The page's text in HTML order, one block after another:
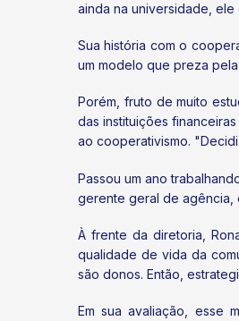
ainda na universidade,
Sua história com o
um modelo que preza
Porém, fruto de muito
das instituições
ao cooperativismo.
Passou um ano
gerente geral de agência,
À frente da diretoria,
qualidade de vida da
são donos. Então,
Em sua avaliação, esse